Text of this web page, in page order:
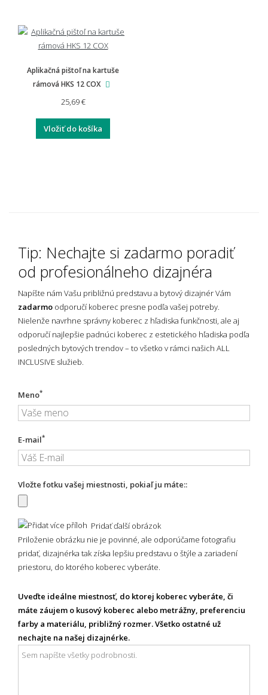
Aplikačná pištoľ na kartuše
rámová HKS 12 COX
25,69 €
Vložiť do košíka
Tip: Nechajte si zadarmo poradiť
od profesionálneho dizajnéra
Napíšte nám Vašu približnú predstavu a bytový dizajnér Vám
zadarmo odporučí koberec presne podľa vašej potreby.
Nielenže navrhne správny koberec z hľadiska funkčnosti, ale aj
odporučí najlepšie padnúci koberec z estetického hľadiska podľa
posledných bytových trendov – to všetko v rámci našich ALL
INCLUSIVE služieb.
Meno*
E-mail*
Vložte fotku vašej miestnosti, pokiaľ ju máte::
Pridať ďalší obrázok
Priloženie obrázku nie je povinné, ale odporúčame fotografiu
pridať, dizajnérka tak získa lepšiu predstavu o štýle a zariadení
priestoru, do ktorého koberec vyberáte.
Uveďte ideálne miestnosť, do ktorej koberec vyberáte, či
máte záujem o kusový koberec alebo metrážny, preferenciu
farby a materiálu, približný rozmer. Všetko ostatné už
nechajte na našej dizajnérke.